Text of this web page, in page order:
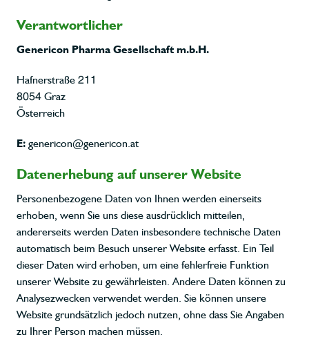
Verantwortlicher
Genericon Pharma Gesellschaft m.b.H.
Hafnerstraße 211
8054 Graz
Österreich
E: genericon@genericon.at
Datenerhebung auf unserer Website
Personenbezogene Daten von Ihnen werden einerseits
erhoben, wenn Sie uns diese ausdrücklich mitteilen,
andererseits werden Daten insbesondere technische Daten
automatisch beim Besuch unserer Website erfasst. Ein Teil
dieser Daten wird erhoben, um eine fehlerfreie Funktion
unserer Website zu gewährleisten. Andere Daten können zu
Analysezwecken verwendet werden. Sie können unsere
Website grundsätzlich jedoch nutzen, ohne dass Sie Angaben
zu Ihrer Person machen müssen.